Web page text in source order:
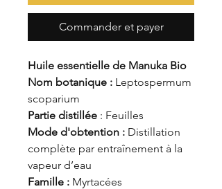
Commander et payer
Huile essentielle de Manuka Bio
Nom botanique : Leptospermum
scoparium
Partie distillée : Feuilles
Mode d'obtention : Distillation
complète par entraînement à la
vapeur d’eau
Famille : Myrtacées